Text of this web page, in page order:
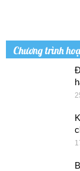
Chương trình